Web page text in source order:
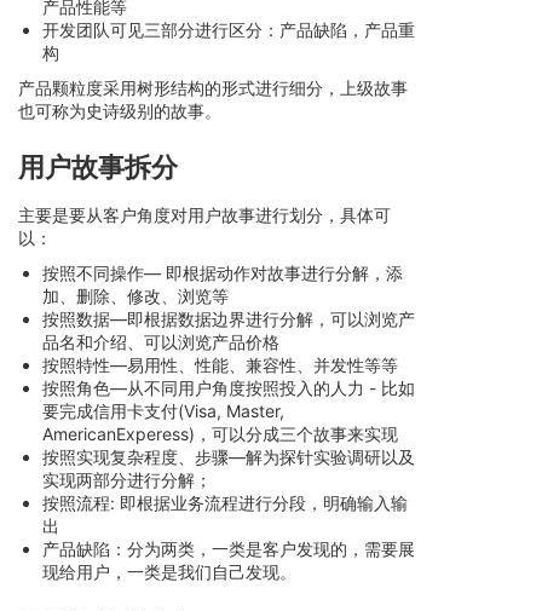
产品性能等
开发团队可见三部分进行区分：产品缺陷，产品重
构
产品颗粒度采用树形结构的形式进行细分，上级故事
也可称为史诗级别的故事。
用户故事拆分
主要是要从客户角度对用户故事进行划分，具体可
以：
按照不同操作— 即根据动作对故事进行分解，添
加、删除、修改、浏览等
按照数据—即根据数据边界进行分解，可以浏览产
品名和介绍、可以浏览产品价格
按照特性—易用性、性能、兼容性、并发性等等
按照角色—从不同用户角度按照投入的人力 - 比如
要完成信用卡支付(Visa, Master,
AmericanExperess)，可以分成三个故事来实现
按照实现复杂程度、步骤—解为探针实验调研以及
实现两部分进行分解；
按照流程: 即根据业务流程进行分段，明确输入输
出
产品缺陷：分为两类，一类是客户发现的，需要展
现给用户，一类是我们自己发现。